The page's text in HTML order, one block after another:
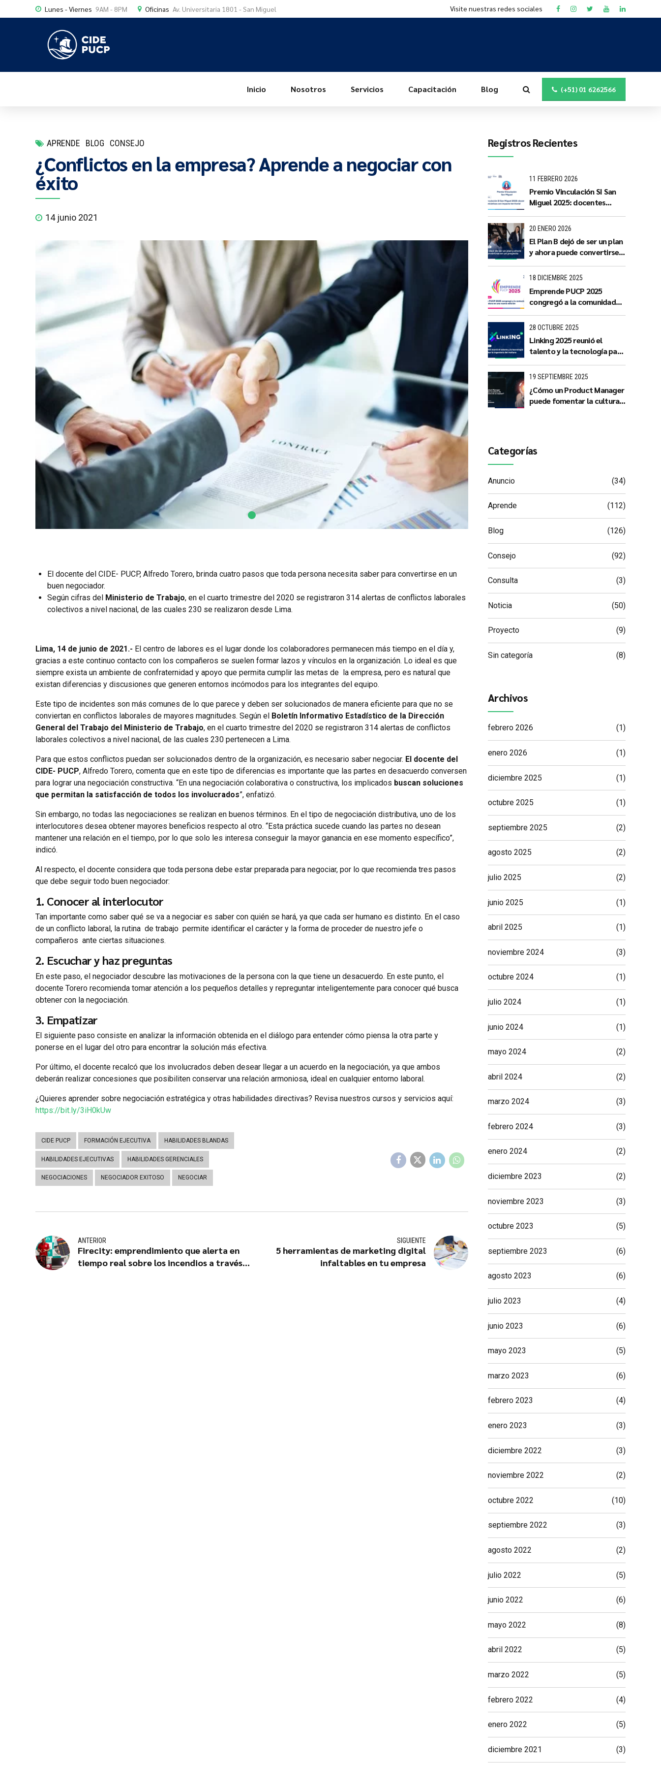
Lunes - Viernes 9AM - 8PM Oficinas Av. Universitaria 1801 - San Miguel Visite nuestras redes sociales
(+51) 01 6262566
Inicio Nosotros Servicios Capacitación Blog
APRENDE BLOG CONSEJO
¿Conflictos en la empresa? Aprende a negociar con
éxito
14 junio 2021
El docente del CIDE- PUCP, Alfredo Torero, brinda cuatro pasos que toda persona necesita saber para convertirse en un
buen negociador.
Según cifras del Ministerio de Trabajo, en el cuarto trimestre del 2020 se registraron 314 alertas de conflictos laborales
colectivos a nivel nacional, de las cuales 230 se realizaron desde Lima.
Lima, 14 de junio de 2021.- El centro de labores es el lugar donde los colaboradores permanecen más tiempo en el día y,
gracias a este continuo contacto con los compañeros se suelen formar lazos y vínculos en la organización. Lo ideal es que
siempre exista un ambiente de confraternidad y apoyo que permita cumplir las metas de la empresa, pero es natural que
existan diferencias y discusiones que generen entornos incómodos para los integrantes del equipo.
Este tipo de incidentes son más comunes de lo que parece y deben ser solucionados de manera eficiente para que no se
conviertan en conflictos laborales de mayores magnitudes. Según el Boletín Informativo Estadístico de la Dirección
General del Trabajo del Ministerio de Trabajo, en el cuarto trimestre del 2020 se registraron 314 alertas de conflictos
laborales colectivos a nivel nacional, de las cuales 230 pertenecen a Lima.
Para que estos conflictos puedan ser solucionados dentro de la organización, es necesario saber negociar. El docente del
CIDE- PUCP, Alfredo Torero, comenta que en este tipo de diferencias es importante que las partes en desacuerdo conversen
para lograr una negociación constructiva. “En una negociación colaborativa o constructiva, los implicados buscan soluciones
que permitan la satisfacción de todos los involucrados”, enfatizó.
Sin embargo, no todas las negociaciones se realizan en buenos términos. En el tipo de negociación distributiva, uno de los
interlocutores desea obtener mayores beneficios respecto al otro. “Esta práctica sucede cuando las partes no desean
mantener una relación en el tiempo, por lo que solo les interesa conseguir la mayor ganancia en ese momento específico”,
indicó.
Al respecto, el docente considera que toda persona debe estar preparada para negociar, por lo que recomienda tres pasos
que debe seguir todo buen negociador:
1. Conocer al interlocutor
Tan importante como saber qué se va a negociar es saber con quién se hará, ya que cada ser humano es distinto. En el caso
de un conflicto laboral, la rutina de trabajo permite identificar el carácter y la forma de proceder de nuestro jefe o
compañeros ante ciertas situaciones.
2. Escuchar y haz preguntas
En este paso, el negociador descubre las motivaciones de la persona con la que tiene un desacuerdo. En este punto, el
docente Torero recomienda tomar atención a los pequeños detalles y repreguntar inteligentemente para conocer qué busca
obtener con la negociación.
3. Empatizar
El siguiente paso consiste en analizar la información obtenida en el diálogo para entender cómo piensa la otra parte y
ponerse en el lugar del otro para encontrar la solución más efectiva.
Por último, el docente recalcó que los involucrados deben desear llegar a un acuerdo en la negociación, ya que ambos
deberán realizar concesiones que posibiliten conservar una relación armoniosa, ideal en cualquier entorno laboral.
¿Quieres aprender sobre negociación estratégica y otras habilidades directivas? Revisa nuestros cursos y servicios aquí:
https://bit.ly/3iH0kUw
CIDE PUCP FORMACIÓN EJECUTIVA HABILIDADES BLANDAS
HABILIDADES EJECUTIVAS HABILIDADES GERENCIALES
NEGOCIACIONES NEGOCIADOR EXITOSO NEGOCIAR
ANTERIOR
Firecity: emprendimiento que alerta en
tiempo real sobre los incendios a través
SIGUIENTE
5 herramientas de marketing digital
infaltables en tu empresa
Registros Recientes
11 FEBRERO 2026
Premio Vinculación SI San
Miguel 2025: docentes
con impacto territorial
20 ENERO 2026
El Plan B dejó de ser un plan
y ahora puede convertirse
18 DICIEMBRE 2025
Emprende PUCP 2025
congregó a la comunidad
nueva edición
28 OCTUBRE 2025
Linking 2025 reunió el
talento y la tecnología para
mañana
19 SEPTIEMBRE 2025
¿Cómo un Product Manager
puede fomentar la cultura
Categorías
Anuncio (34)
Aprende (112)
Blog (126)
Consejo (92)
Consulta (3)
Noticia (50)
Proyecto (9)
Sin categoría (8)
Archivos
febrero 2026 (1)
enero 2026 (1)
diciembre 2025 (1)
octubre 2025 (1)
septiembre 2025 (2)
agosto 2025 (2)
julio 2025 (2)
junio 2025 (1)
abril 2025 (1)
noviembre 2024 (3)
octubre 2024 (1)
julio 2024 (1)
junio 2024 (1)
mayo 2024 (2)
abril 2024 (2)
marzo 2024 (3)
febrero 2024 (3)
enero 2024 (2)
diciembre 2023 (2)
noviembre 2023 (3)
octubre 2023 (5)
septiembre 2023 (6)
agosto 2023 (6)
julio 2023 (4)
junio 2023 (6)
mayo 2023 (5)
marzo 2023 (6)
febrero 2023 (4)
enero 2023 (3)
diciembre 2022 (3)
noviembre 2022 (2)
octubre 2022 (10)
septiembre 2022 (3)
agosto 2022 (2)
julio 2022 (5)
junio 2022 (6)
mayo 2022 (8)
abril 2022 (5)
marzo 2022 (5)
febrero 2022 (4)
enero 2022 (5)
diciembre 2021 (3)